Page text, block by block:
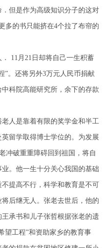
但是作为高级知识分子的这对
多的书只能挤在4个拉了布帘的
11月21日却将自己一生积蓄
”。还将另外3万元人民币捐献
科院高能研究所，余下的存款
人是靠着有限的奖学金和半工
留学取得博士学位的。为发展
冲破重重障碍回到祖国，将自
。他一生十分关心我国的基础
提高不行，科学和教育是不可
后继无人。张老去世后，他的
承书和儿子张哲根据张老的遗
望工程”和资助家乡的教育事